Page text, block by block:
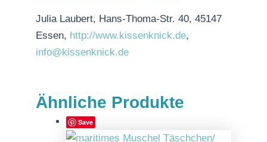
Julia Laubert, Hans-Thoma-Str. 40, 45147
Essen, http://www.kissenknick.de,
info@kissenknick.de
Ähnliche Produkte
Save